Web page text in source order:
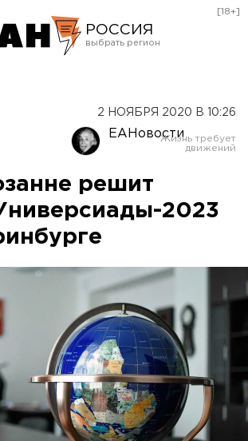
РОССИЯ
Оренбург
[18+]
2 НОЯБРЯ 2020 В 10:26
ЕАНовости
решит
2023